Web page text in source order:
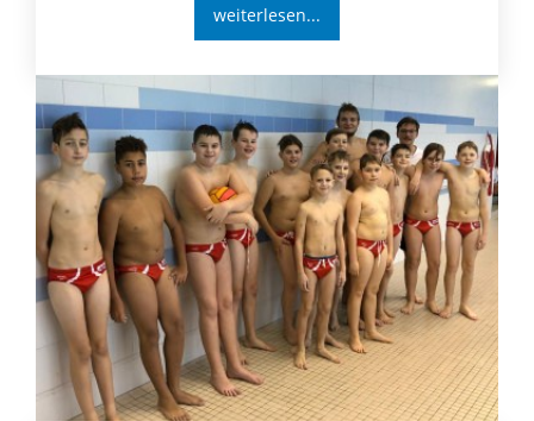
weiterlesen...